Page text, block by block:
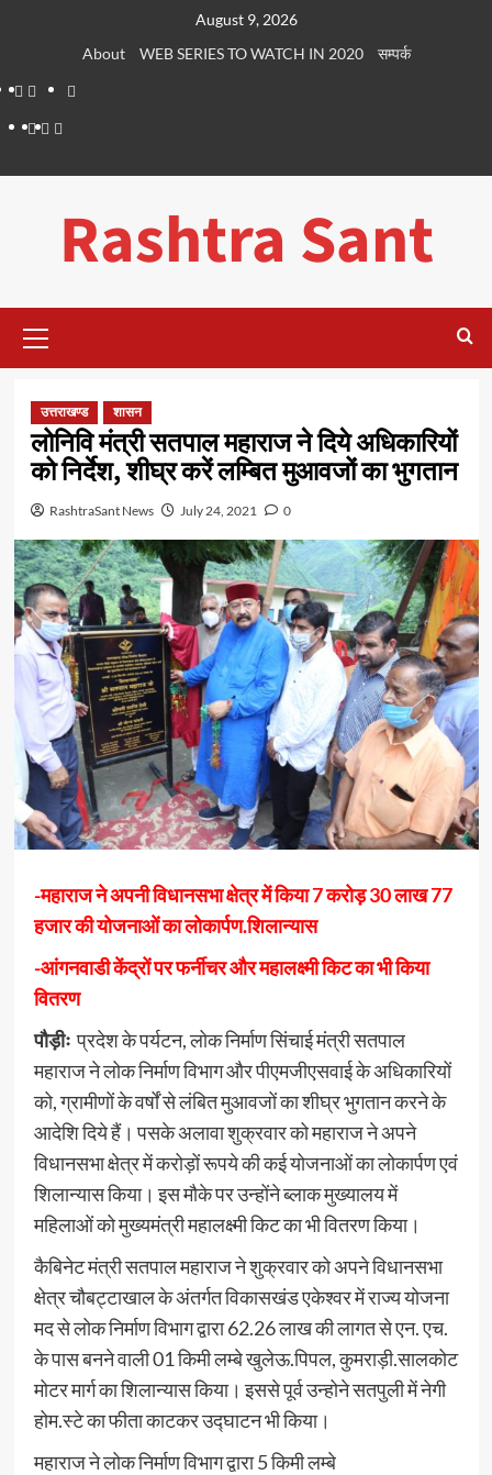
August 9, 2026
About
WEB SERIES TO WATCH IN 2020
सम्पर्क
About
WEB
SERIES
Dehradun
LifePlaces
सम्पर्क
Rashtra Sant
Menu
उत्तराखण्ड शासन
लोनिवि मंत्री सतपाल महाराज ने दिये अधिकारियों
को निर्देश, शीघ्र करें लम्बित मुआवजों का भुगतान
RashtraSant News July 24, 2021 0
-महाराज ने अपनी विधानसभा क्षेत्र में किया 7 करोड़ 30 लाख 77
हजार की योजनाओं का लोकार्पण.शिलान्यास
-आंगनवाडी केंद्रों पर फर्नीचर और महालक्ष्मी किट का भी किया
वितरण
पौड़ीः प्रदेश के पर्यटन, लोक निर्माण सिंचाई मंत्री सतपाल
महाराज ने लोक निर्माण विभाग और पीएमजीएसवाई के अधिकारियों
को, ग्रामीणों के वर्षों से लंबित मुआवजों का शीघ्र भुगतान करने के
आदेशि दिये हैं। पसके अलावा शुक्रवार को महाराज ने अपने
विधानसभा क्षेत्र में करोड़ों रूपये की कई योजनाओं का लोकार्पण एवं
शिलान्यास किया। इस मौके पर उन्होंने ब्लाक मुख्यालय में
महिलाओं को मुख्यमंत्री महालक्ष्मी किट का भी वितरण किया।
कैबिनेट मंत्री सतपाल महाराज ने शुक्रवार को अपने विधानसभा
क्षेत्र चौबट्टाखाल के अंतर्गत विकासखंड एकेश्वर में राज्य योजना
मद से लोक निर्माण विभाग द्वारा 62.26 लाख की लागत से एन. एच.
के पास बनने वाली 01 किमी लम्बे खुलेऊ.पिपल, कुमराड़ी.सालकोट
मोटर मार्ग का शिलान्यास किया। इससे पूर्व उन्होने सतपुली में नेगी
होम.स्टे का फीता काटकर उद्घाटन भी किया।
महाराज ने लोक निर्माण विभाग द्वारा 5 किमी लम्बे